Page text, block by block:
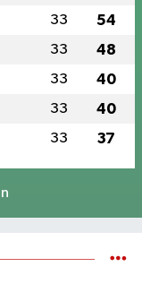
33 54
33 48
33 40
33 40
33 37